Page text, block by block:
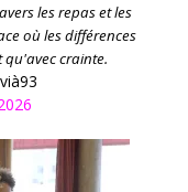
les repas et les
où les différences
qu'avec crainte.